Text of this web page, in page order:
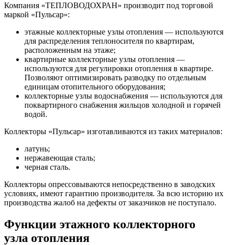
Компания «ТЕПЛОВОДОХРАН» производит под торговой
маркой «Пульсар»:
этажные коллекторные узлы отопления — используются
для распределения теплоносителя по квартирам,
расположенным на этаже;
квартирные коллекторные узлы отопления —
используются для регулировки отопления в квартире.
Позволяют оптимизировать разводку по отдельным
единицам отопительного оборудования;
коллекторные узлы водоснабжения — используются для
поквартирного снабжения жильцов холодной и горячей
водой.
Коллекторы «Пульсар» изготавливаются из таких материалов:
латунь;
нержавеющая сталь;
черная сталь.
Коллекторы опрессовываются непосредственно в заводских
условиях, имеют гарантию производителя. За всю историю их
производства жалоб на дефекты от заказчиков не поступало.
Функции этажного коллекторного
узла отопления